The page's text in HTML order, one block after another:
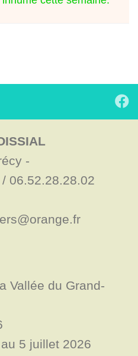
-
06.52.28.28.02
Vallée du Grand-
5 juillet 2026